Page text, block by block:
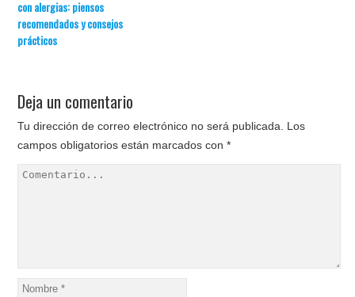
con alergias: piensos
recomendados y consejos
prácticos
Deja un comentario
Tu dirección de correo electrónico no será publicada. Los
campos obligatorios están marcados con*